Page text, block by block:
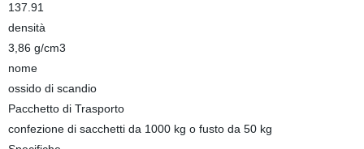
137.91
densità
3,86 g/cm3
nome
ossido di scandio
Pacchetto di Trasporto
confezione di sacchetti da 1000 kg o fusto da 50 kg